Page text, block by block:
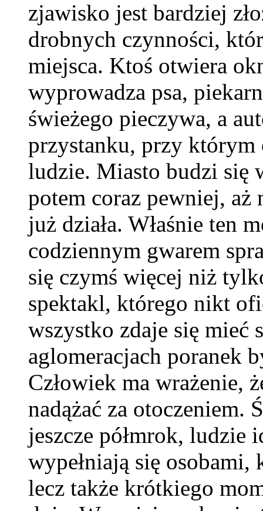
zjawisko jest bardziej
drobnych czynności,
miejsca. Ktoś otwiera
wyprowadza psa,
świeżego pieczywa, a
przystanku, przy którym
ludzie. Miasto budzi się
potem coraz pewniej, aż
już działa. Właśnie ten
codziennym gwarem
się czymś więcej niż
spektakl, którego nikt
wszystko zdaje się mieć
aglomeracjach poranek
Człowiek ma wrażenie,
nadążać za otoczeniem.
jeszcze półmrok, ludzie
wypełniają się
lecz także krótkiego